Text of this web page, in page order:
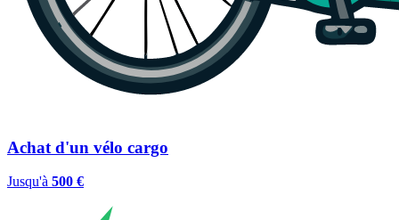
Achat d'un vélo cargo
Jusqu'à 500 €